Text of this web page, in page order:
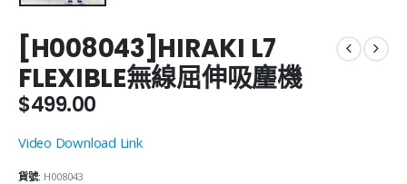
[H008043]HIRAKI L7
FLEXIBLE無線屈伸吸麈機
$499.00
Video Download Link
貨號: H008043